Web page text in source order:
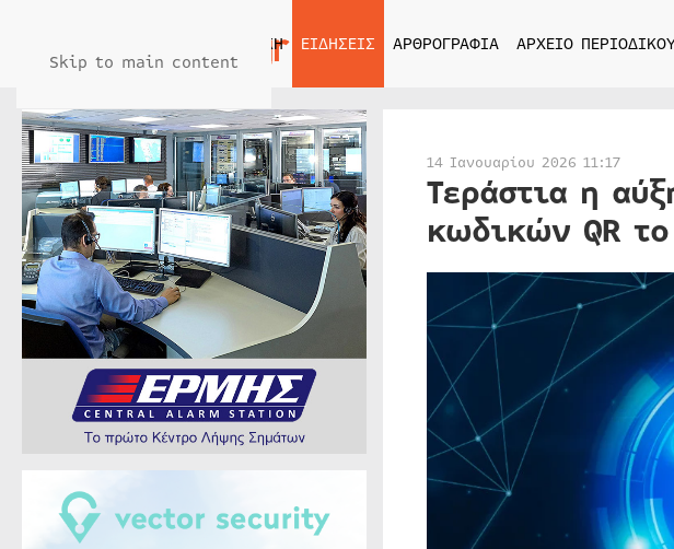
Skip to main content
ΑΡΧΙΚΗ ΕΙΔΗΣΕΙΣ ΑΡΘΡΟΓΡΑΦΙΑ ΑΡΧΕΙΟ
14 Ιανουαρίου 2026 11:17
Τεράστια η
κωδικών QR